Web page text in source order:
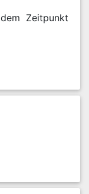
Zeitpunkt